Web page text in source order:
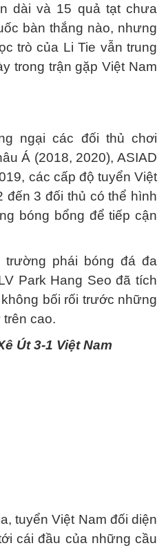
dài và 15 quả tạt chưa
bàn thắng nào, nhưng
trò của Li Tie vẫn trung
trong trận gặp Việt Nam
ngại các đối thủ chơi
Á (2018, 2020), ASIAD
các cấp độ tuyển Việt
đến 3 đối thủ có thể hình
bóng bổng để tiếp cận
phái bóng đá đa
Park Hang Seo đã tích
bối rối trước những
cao.
Út 3-1 Việt Nam
tuyển Việt Nam đối diện
cái đầu của những cầu